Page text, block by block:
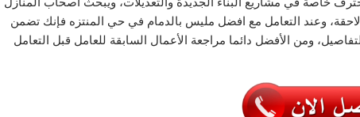
وعند التعامل مع افضل مليس بالدمام في حي المنتزه فإنك تضمن
ومن الأفضل دائما مراجعة الأعمال السابقة للعامل قبل التعامل